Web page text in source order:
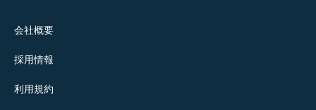
会社概要
採用情報
利用規約